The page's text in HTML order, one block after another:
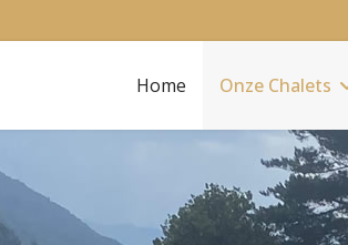
Home Onze Chalets